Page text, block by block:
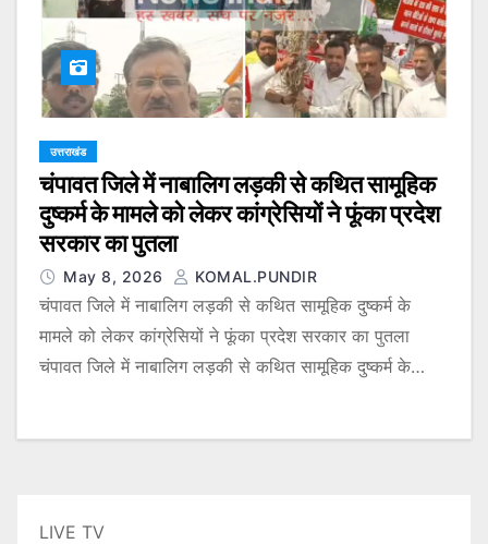
उत्तराखंड
चंपावत जिले में नाबालिग लड़की से कथित सामूहिक
दुष्कर्म के मामले को लेकर कांग्रेसियों ने फूंका प्रदेश
सरकार का पुतला
May 8, 2026 KOMAL.PUNDIR
चंपावत जिले में नाबालिग लड़की से कथित सामूहिक दुष्कर्म के
मामले को लेकर कांग्रेसियों ने फूंका प्रदेश सरकार का पुतला
चंपावत जिले में नाबालिग लड़की से कथित सामूहिक दुष्कर्म के…
LIVE TV